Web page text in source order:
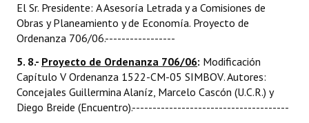
El Sr. Presidente: A Asesoría Letrada y a Comisiones de
Obras y Planeamiento y de Economía. Proyecto de
Ordenanza 706/06.-----------------
5. 8.- Proyecto de Ordenanza 706/06: Modificación
Capítulo V Ordenanza 1522-CM-05 SIMBOV. Autores:
Concejales Guillermina Alaníz, Marcelo Cascón (U.C.R.) y
Diego Breide (Encuentro).--------------------------------------